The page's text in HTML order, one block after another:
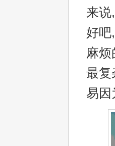
来
好吧
麻
最复
易因